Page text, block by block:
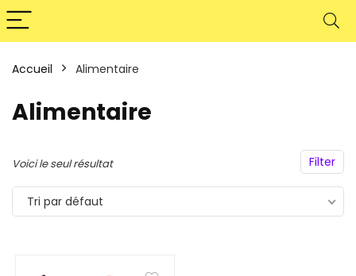
Accueil Alimentaire
Alimentaire
Filter
Voici le seul résultat
Tri par défaut